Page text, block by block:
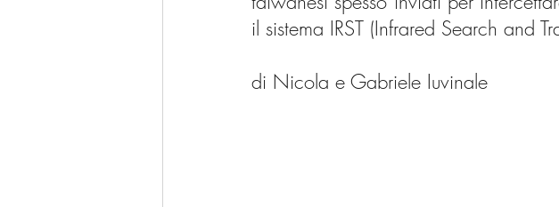
il sistema IRST (Infrared Search and
di Nicola e Gabriele Iuvinale